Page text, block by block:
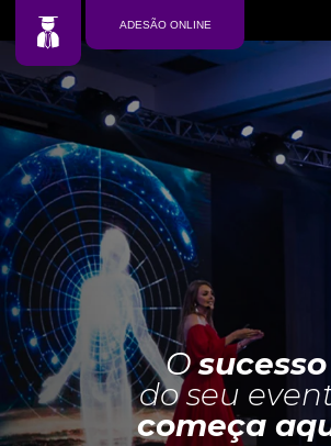
ADESÃO ONLINE
Osucesso
do seu
começa